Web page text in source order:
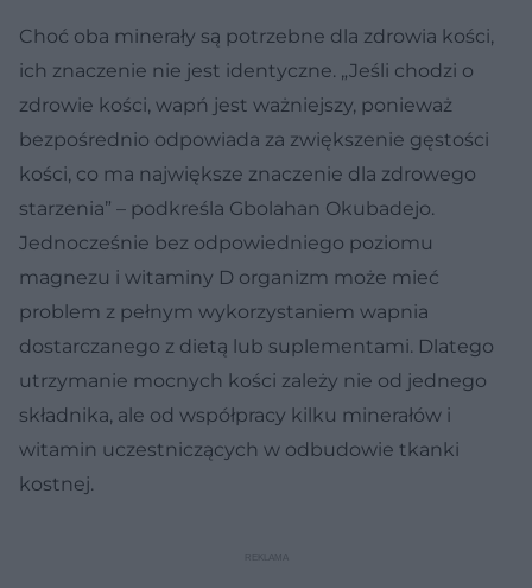
Choć oba minerały są potrzebne dla zdrowia kości,
ich znaczenie nie jest identyczne. „Jeśli chodzi o
zdrowie kości, wapń jest ważniejszy, ponieważ
bezpośrednio odpowiada za zwiększenie gęstości
kości, co ma największe znaczenie dla zdrowego
starzenia” – podkreśla Gbolahan Okubadejo.
Jednocześnie bez odpowiedniego poziomu
magnezu i witaminy D organizm może mieć
problem z pełnym wykorzystaniem wapnia
dostarczanego z dietą lub suplementami. Dlatego
utrzymanie mocnych kości zależy nie od jednego
składnika, ale od współpracy kilku minerałów i
witamin uczestniczących w odbudowie tkanki
kostnej.